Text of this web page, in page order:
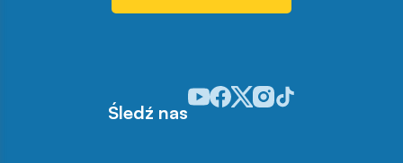
Śledź nas
Odwiedź nasz profil w serwisie
Odwiedź nasz profil w serwisie
Odwiedź nasz profil w
Odwiedź nasz profil w
Odwiedź nasz profil